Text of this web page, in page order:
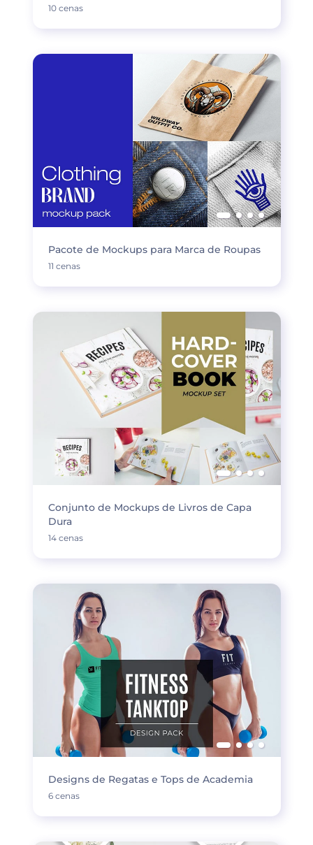
10 cenas
Pacote de Mockups para Marca de Roupas
11 cenas
Conjunto de Mockups de Livros de Capa
Dura
14 cenas
Designs de Regatas e Tops de Academia
6 cenas